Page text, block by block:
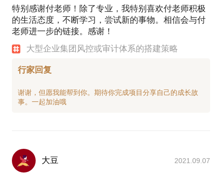
特别感谢付老师！除了专业，我特别喜欢付老师积极
的生活态度，不断学习，尝试新的事物。相信会与付
老师进一步的链接。感谢！
大型企业集团风控或审计体系的搭建策略
行家回复
谢谢，但愿我能帮到你。期待你完成项目分享自己的成长故
大豆 2021.09.07